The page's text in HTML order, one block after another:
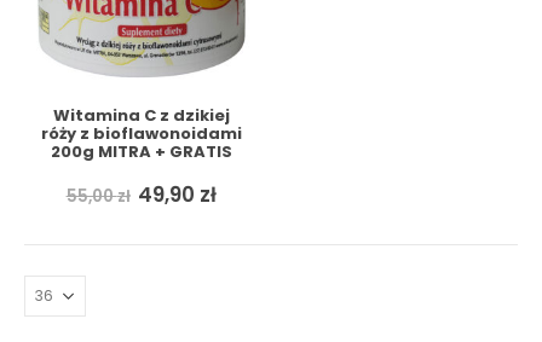
Witamina C z dzikiej
róży z bioflawonoidami
200g MITRA + GRATIS
55,00zł Pierwotna
cena
55,00 zł.
49,90 złAktualna
49,90 zł.